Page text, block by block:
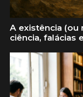
A existência (ou
ciência, falácias